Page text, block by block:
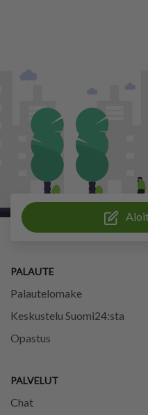
PALAUTE
Palautelomake
Keskustelu Suomi24:sta
Opastus
PALVELUT
Chat